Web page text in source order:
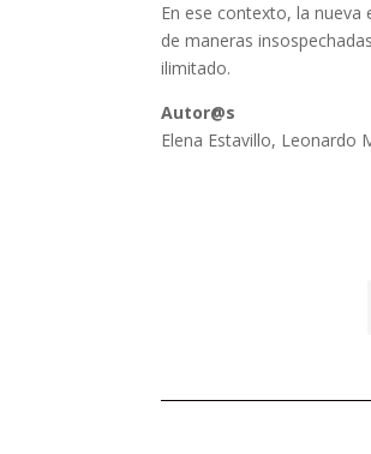
En ese contexto, la
de maneras
ilimitado.
Autor@s
Elena Estavillo, Leonardo